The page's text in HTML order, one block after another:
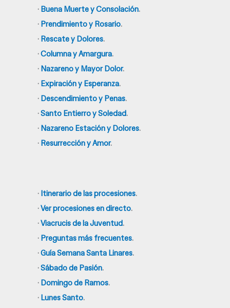
· Buena Muerte y Consolación.
· Prendimiento y Rosario.
· Rescate y Dolores.
·Columna y Amargura.
· Nazareno y Mayor Dolor.
· Expiración y Esperanza.
· Descendimiento y Penas.
·Santo Entierro y Soledad.
· Nazareno Estación y Dolores.
· Resurrección y Amor.
· Itinerario de las procesiones.
·Ver procesiones en directo.
·Viacrucis de la Juventud.
· Preguntas más frecuentes.
·Guía Semana Santa Linares.
·Sábado de Pasión.
· Domingo de Ramos.
· Lunes Santo.